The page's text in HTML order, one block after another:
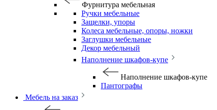
Фурнитура мебельная
Ручки мебельные
Защелки, упоры
Колеса мебельные, опоры, ножки
Заглушки мебельные
Декор мебельный
Наполнение шкафов-купе
Наполнение шкафов-купе
Пантографы
Мебель на заказ